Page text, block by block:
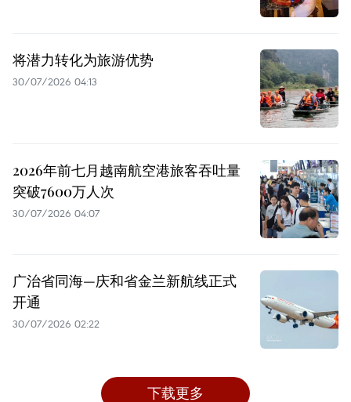
将潜力转化为旅游优势
30/07/2026 04:13
2026年前七月越南航空港旅客吞吐量
突破7600万人次
30/07/2026 04:07
广治省同海—庆和省金兰新航线正式
开通
30/07/2026 02:22
下载更多